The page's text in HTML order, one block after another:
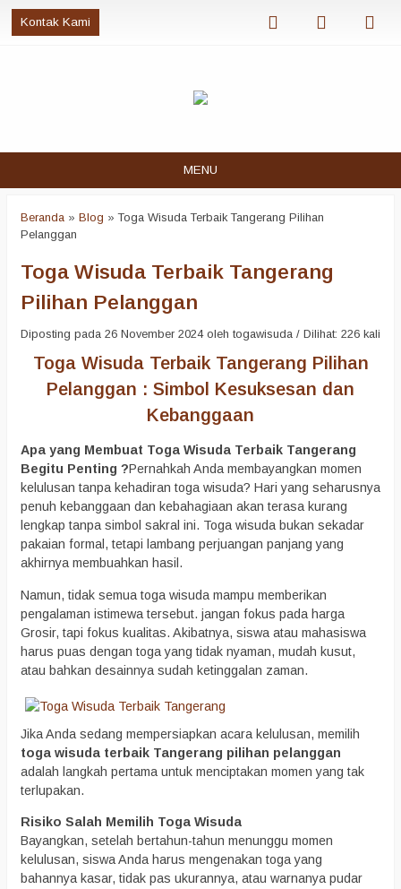
Kontak Kami
MENU
Beranda » Blog »Toga Wisuda Terbaik Tangerang Pilihan
Pelanggan
Toga Wisuda Terbaik Tangerang
Pilihan Pelanggan
Diposting pada 26 November 2024 oleh togawisuda / Dilihat: 226 kali
Toga Wisuda Terbaik Tangerang Pilihan
Pelanggan : Simbol Kesuksesan dan
Kebanggaan
Apa yang Membuat Toga Wisuda Terbaik Tangerang
Begitu Penting ?Pernahkah Anda membayangkan momen
kelulusan tanpa kehadiran toga wisuda? Hari yang seharusnya
penuh kebanggaan dan kebahagiaan akan terasa kurang
lengkap tanpa simbol sakral ini. Toga wisuda bukan sekadar
pakaian formal, tetapi lambang perjuangan panjang yang
akhirnya membuahkan hasil.
Namun, tidak semua toga wisuda mampu memberikan
pengalaman istimewa tersebut. jangan fokus pada harga
Grosir, tapi fokus kualitas. Akibatnya, siswa atau mahasiswa
harus puas dengan toga yang tidak nyaman, mudah kusut,
atau bahkan desainnya sudah ketinggalan zaman.
Jika Anda sedang mempersiapkan acara kelulusan, memilih
toga wisuda terbaik Tangerang pilihan pelanggan
adalah langkah pertama untuk menciptakan momen yang tak
terlupakan.
Risiko Salah Memilih Toga Wisuda
Bayangkan, setelah bertahun-tahun menunggu momen
kelulusan, siswa Anda harus mengenakan toga yang
bahannya kasar, tidak pas ukurannya, atau warnanya pudar